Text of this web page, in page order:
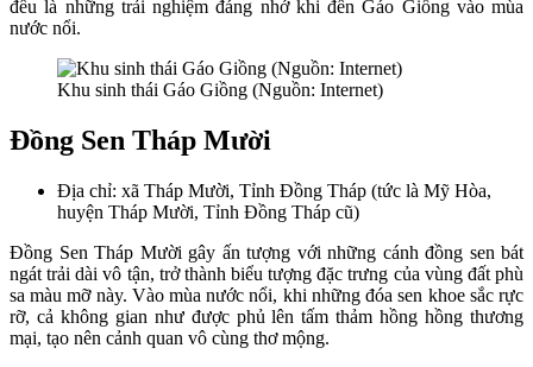
đều là những trải nghiệm đáng nhớ khi đến Gáo Giồng vào mùa
nước nổi.
Khu sinh thái Gáo Giồng (Nguồn: Internet)
Đồng Sen Tháp Mười
Địa chỉ: xã Tháp Mười, Tỉnh Đồng Tháp (tức là Mỹ Hòa,
huyện Tháp Mười, Tỉnh Đồng Tháp cũ)
Đồng Sen Tháp Mười gây ấn tượng với những cánh đồng sen bát
ngát trải dài vô tận, trở thành biểu tượng đặc trưng của vùng đất phù
sa màu mỡ này. Vào mùa nước nổi, khi những đóa sen khoe sắc rực
rỡ, cả không gian như được phủ lên tấm thảm hồng hồng thương
mại, tạo nên cảnh quan vô cùng thơ mộng.